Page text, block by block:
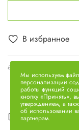
В избранное
арт.
Описание
Мы используем
персонализации
работы функций
кнопку «Принять»,
утверждением, а
об использовании
партнерам.